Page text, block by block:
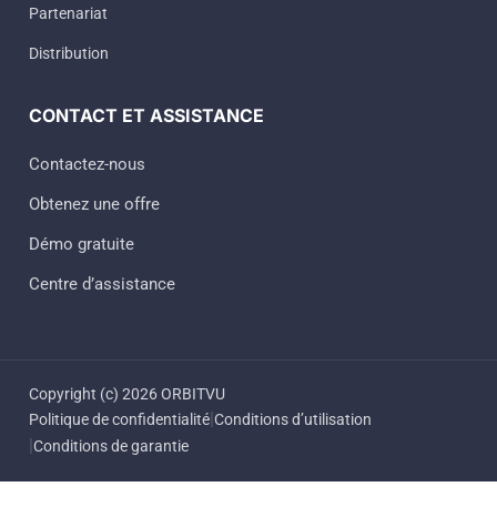
Partenariat
Distribution
CONTACT ET ASSISTANCE
Contactez-nous
Obtenez une offre
Démo gratuite
Centre d’assistance
Copyright (c) 2026 ORBITVU
Politique de confidentialité Conditions d’utilisation
Conditions de garantie